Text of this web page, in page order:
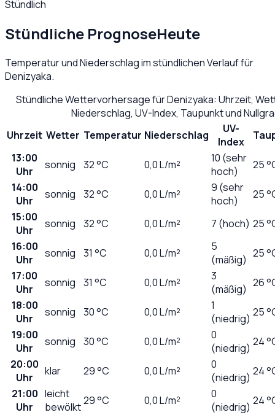
Stündlich
Stündliche PrognoseHeute
Temperatur und Niederschlag im stündlichen Verlauf für
Denizyaka.
Stündliche Wettervorhersage fürDenizyaka: Uhrzeit,
Niederschlag, UV-Index, Taupunkt und
Uhrzeit Wetter Temperatur Niederschlag
UV-
Index
13:00
Uhr
sonnig 32°C 0,0L/m²
10 (sehr
hoch)
25
14:00
Uhr
sonnig 32°C 0,0L/m²
9 (sehr
hoch)
25
15:00
Uhr
sonnig 32°C 0,0L/m² 7 (hoch) 25
16:00
Uhr
sonnig 31 °C 0,0L/m²
5
(mäßig) 25
17:00
Uhr
sonnig 31 °C 0,0L/m²
3
(mäßig) 26
18:00
Uhr
sonnig 30°C 0,0L/m²
1
(niedrig) 25
19:00
Uhr
sonnig 30°C 0,0L/m²
0
(niedrig) 24
20:00
Uhr
klar 29°C 0,0L/m²
0
(niedrig) 24
21:00
Uhr
leicht
bewölkt29°C 0,0L/m²
0
(niedrig) 24